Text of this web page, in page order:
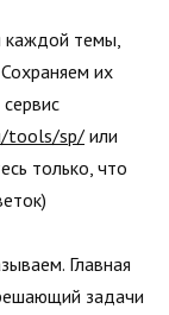
каждой темы,
их
tools/sp/ или
только, что
Главная
задачи